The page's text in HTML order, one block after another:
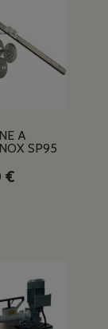
A
SP95
€